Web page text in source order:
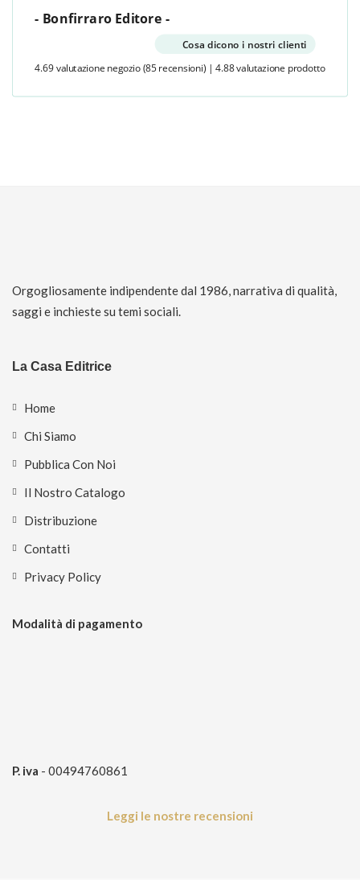
- Bonfirraro Editore -
Cosa dicono i nostri clienti
4.69 valutazione negozio (85 recensioni) | 4.88 valutazione prodotto
Orgogliosamente indipendente dal 1986, narrativa di qualità,
saggi e inchieste su temi sociali.
La Casa Editrice
Home
Chi Siamo
Pubblica Con Noi
Il Nostro Catalogo
Distribuzione
Contatti
Privacy Policy
Modalità di pagamento
P. iva - 00494760861
Leggi le nostre recensioni